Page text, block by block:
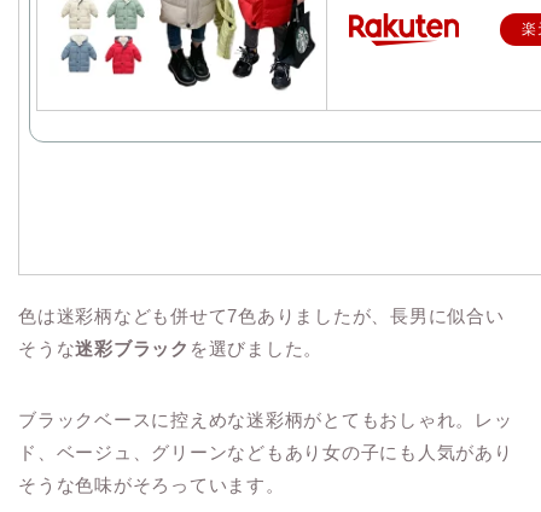
楽
色は迷彩柄なども併せて7色ありましたが、長男に似合い
そうな迷彩ブラック を選びました。
ブラックベースに控えめな迷彩柄がとてもおしゃれ。レッ
ド、ベージュ、グリーンなどもあり女の子にも人気があり
そうな色味がそろっています。